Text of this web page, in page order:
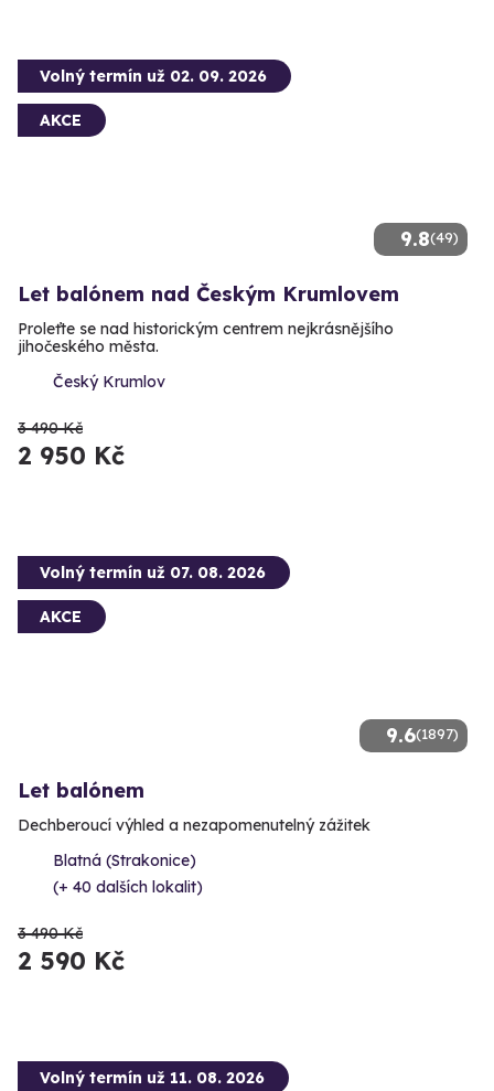
9.8(49)
Volný termín už 02. 09. 2026
AKCE
Let balónem nad Českým Krumlovem
Proleťte se nad historickým centrem nejkrásnějšího
jihočeského města.
Český Krumlov
3 490 Kč
2 950 Kč
9.6(1897)
Volný termín už 07. 08. 2026
AKCE
Let balónem
Dechberoucí výhled a nezapomenutelný zážitek
Blatná (Strakonice)
(+ 40 dalších lokalit)
3 490 Kč
2 590 Kč
Volný termín už 11. 08. 2026